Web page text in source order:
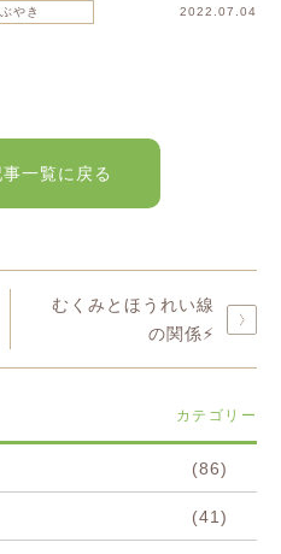
やき 2022.07.04
一覧に戻る
むくみとほうれい線
の関係⚡️
カテゴリー
(86)
(41)